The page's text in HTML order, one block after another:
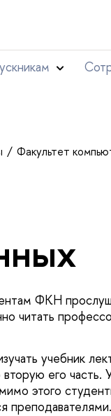
Факультет
ФКН
читать
учебник
его часть.
этого